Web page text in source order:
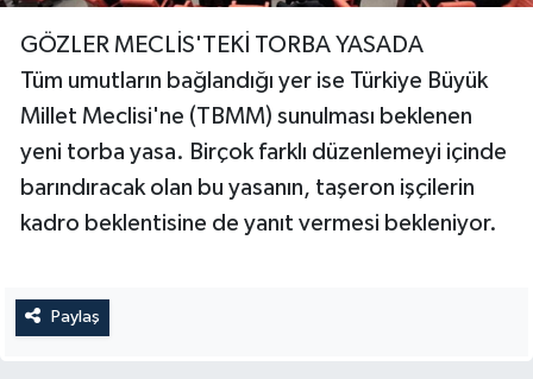
GÖZLER MECLİS'TEKİ TORBA YASADA
Tüm umutların bağlandığı yer ise Türkiye Büyük
Millet Meclisi'ne (TBMM) sunulması beklenen
yeni torba yasa. Birçok farklı düzenlemeyi içinde
barındıracak olan bu yasanın, taşeron işçilerin
kadro beklentisine de yanıt vermesi bekleniyor.
Paylaş